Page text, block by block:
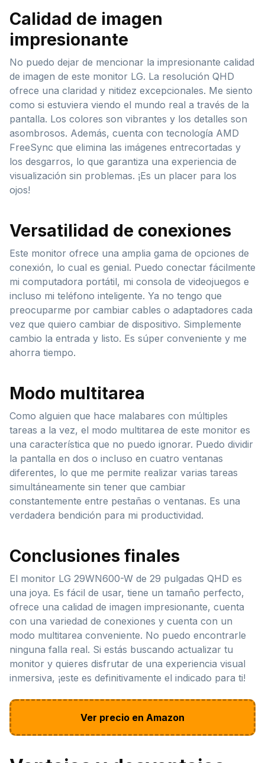
Calidad de imagen
impresionante
No puedo dejar de mencionar la impresionante calidad
de imagen de este monitor LG. La resolución QHD
ofrece una claridad y nitidez excepcionales. Me siento
como si estuviera viendo el mundo real a través de la
pantalla. Los colores son vibrantes y los detalles son
asombrosos. Además, cuenta con tecnología AMD
FreeSync que elimina las imágenes entrecortadas y
los desgarros, lo que garantiza una experiencia de
visualización sin problemas. ¡Es un placer para los
ojos!
Versatilidad de conexiones
Este monitor ofrece una amplia gama de opciones de
conexión, lo cual es genial. Puedo conectar fácilmente
mi computadora portátil, mi consola de videojuegos e
incluso mi teléfono inteligente. Ya no tengo que
preocuparme por cambiar cables o adaptadores cada
vez que quiero cambiar de dispositivo. Simplemente
cambio la entrada y listo. Es súper conveniente y me
ahorra tiempo.
Modo multitarea
Como alguien que hace malabares con múltiples
tareas a la vez, el modo multitarea de este monitor es
una característica que no puedo ignorar. Puedo dividir
la pantalla en dos o incluso en cuatro ventanas
diferentes, lo que me permite realizar varias tareas
simultáneamente sin tener que cambiar
constantemente entre pestañas o ventanas. Es una
verdadera bendición para mi productividad.
Conclusiones finales
El monitor LG 29WN600-W de 29 pulgadas QHD es
una joya. Es fácil de usar, tiene un tamaño perfecto,
ofrece una calidad de imagen impresionante, cuenta
con una variedad de conexiones y cuenta con un
modo multitarea conveniente. No puedo encontrarle
ninguna falla real. Si estás buscando actualizar tu
monitor y quieres disfrutar de una experiencia visual
inmersiva, ¡este es definitivamente el indicado para ti!
Ver precio en Amazon